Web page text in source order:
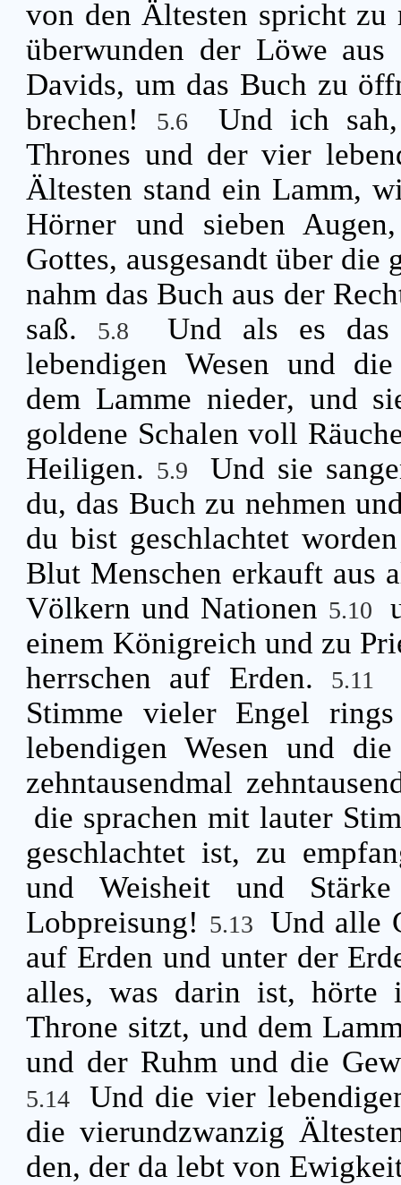
von den Ältesten spricht
überwunden der Löwe
Davids, um das Buch zu
brechen!
5.6
Und ich
Thrones und der vier
Ältesten stand ein Lamm,
Hörner und sieben
Gottes, ausgesandt über die
nahm das Buch aus der
saß.
5.8
Und als es
lebendigen Wesen und
dem Lamme nieder, und
goldene Schalen voll
Heiligen. 5.9
Und sie
du, das Buch zu nehmen
du bist geschlachtet
Blut Menschen erkauft aus
Völkern und Nationen 5.10
einem Königreich und zu
herrschen auf Erden.
5.11
Stimme vieler Engel
lebendigen Wesen und
zehntausendmal
die sprachen mit lauter
geschlachtet ist, zu
und Weisheit und
Lobpreisung! 5.13
Und alle
auf Erden und unter der
alles, was darin ist, hörte
Throne sitzt, und dem
und der Ruhm und die
5.14
Und die vier
die vierundzwanzig
den, der da lebt von